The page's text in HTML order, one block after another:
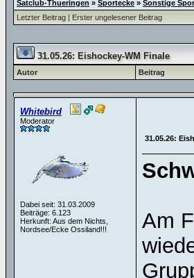
Satclub-Thueringen » Sportecke » Sonstige
Letzter Beitrag | Erster ungelesener Beitrag
31.05.26: Eishockey-WM Finale
Autor Beitrag
Whitebird
Moderator
Dabei seit: 31.03.2009
Beiträge: 6.123
Herkunft: Aus dem Nichts,
Nordsee/Ecke Ossiland!!!
31.05.26:
Am